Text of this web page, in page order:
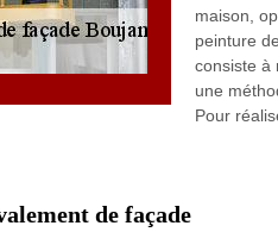
maison,
peinture
consiste à
une
Pour
de façade